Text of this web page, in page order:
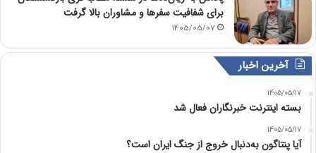
برای شفافیت سفرها و مشاوران بالا گرفت
1405/05/07
آخرین اخبار
1405/05/17
بسته اینترنت خبرنگاران فعال شد
1405/05/17
آیا پنتاگون به‌دنبال خروج از جنگ ایران است؟